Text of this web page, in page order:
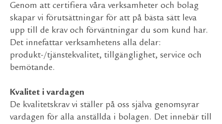
Genom att certifiera våra verksamheter och bolag
skapar vi förutsättningar för att på bästa sätt leva
upp till de krav och förväntningar du som kund har.
Det innefattar verksamhetens alla delar:
produkt-/tjänstekvalitet, tillgänglighet, service och
bemötande.
Kvalitet i vardagen
De kvalitetskrav vi ställer på oss själva genomsyrar
vardagen för alla anställda i bolagen. Det innebär till